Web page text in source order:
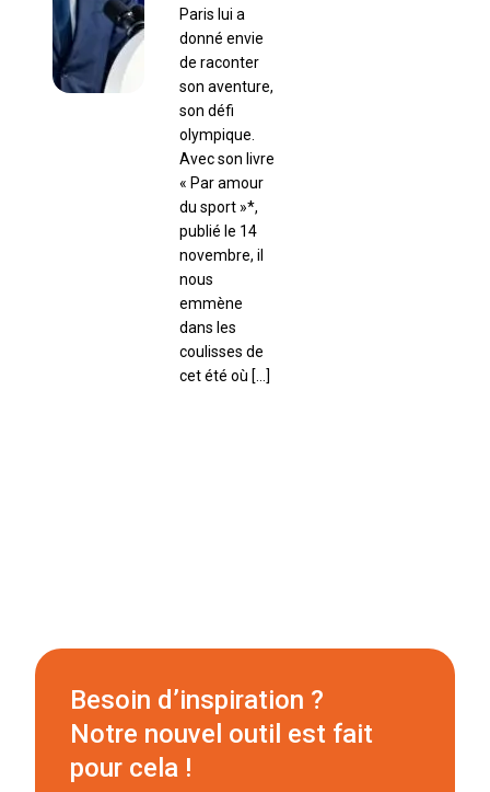
Paris lui a
donné envie
de raconter
son aventure,
son défi
olympique.
Avec son livre
« Par amour
du sport »*,
publié le 14
novembre, il
nous
emmène
dans les
coulisses de
cet été où […]
Besoin d’inspiration ?
Notre nouvel outil est fait
pour cela !